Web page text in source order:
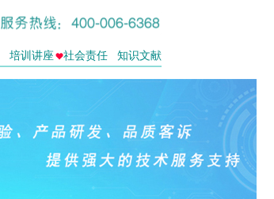
培训讲座 社会责任 知识文献